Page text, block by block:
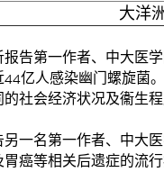
大洋
报告第一作者、中大医
44亿人感染幽门螺旋菌
社会经济状况及衞生
另一名第一作者、中大
胃癌等相关后遗症的流